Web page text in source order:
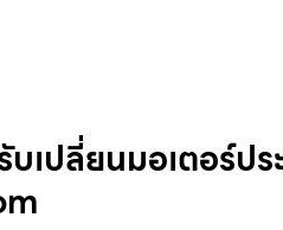
เปลี่ยนมอเตอร์ปร